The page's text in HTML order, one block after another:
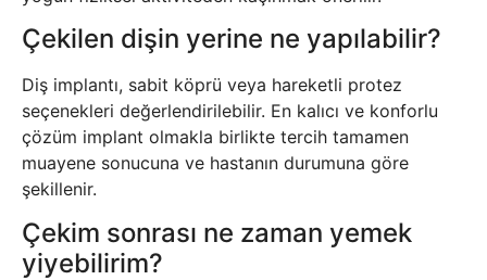
Çekilen dişin yerine ne yapılabilir?
Diş implantı, sabit köprü veya hareketli protez
seçenekleri değerlendirilebilir. En kalıcı ve konforlu
çözüm implant olmakla birlikte tercih tamamen
muayene sonucuna ve hastanın durumuna göre
şekillenir.
Çekim sonrası ne zaman yemek
yiyebilirim?